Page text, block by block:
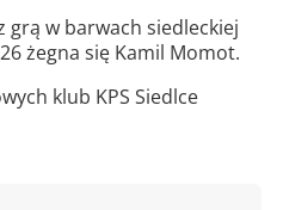
grą w barwach siedleckiej
żegna się Kamil Momot.
klub KPS Siedlce